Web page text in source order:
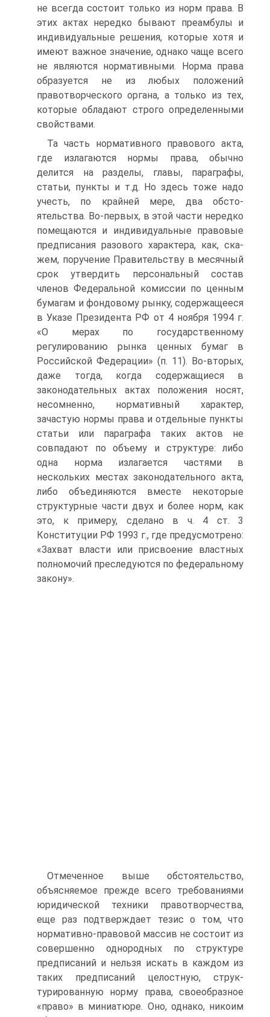
не всегда состоит только из норм права. В
этих актах нередко быва­ют преамбулы и
индивидуальные решения, которые хотя и
имеют важное значение, однако чаще всего
не являются нормативными. Норма права
образуется не из любых положений
правотворческо­го органа, а только из тех,
которые обладают строго определен­ными
свойствами.
Та часть нормативного правового акта,
где излагаются нормы права, обычно
делится на разделы, главы, параграфы,
статьи, пун­кты и т.д. Но здесь тоже надо
учесть, по крайней мере, два обсто­
ятельства. Во-первых, в этой части нередко
помещаются и инди­видуальные правовые
предписания разового характера, как, ска­
жем, поручение Правительству в месячный
срок утвердить персо­нальный состав
членов Федеральной комиссии по ценным
бума­гам и фондовому рынку, содержащееся
в Указе Президента РФ от 4 ноября 1994 г.
«О мерах по государственному
регулированию рынка ценных бумаг в
Российской Федерации» (п. 11). Во-вто­рых,
даже тогда, когда содержащиеся в
законодательных актах положения носят,
несомненно, нормативный характер,
зачастую нормы права и отдельные пункты
статьи или параграфа таких ак­тов не
совпадают по объему и структуре: либо
одна норма излага­ется частями в
нескольких местах законодательного акта,
либо объединяются вместе некоторые
структурные части двух и более норм, как
это, к примеру, сделано в ч. 4 ст. 3
Конституции РФ 1993 г., где предусмотрено:
«Захват власти или присвоение власт­ных
полномочий преследуются по федеральному
закону».
Отмеченное выше обстоятельство,
объясняемое прежде всего требованиями
юридической техники правотворчества,
еще раз подтверждает тезис о том, что
нормативно-правовой массив не состоит из
совершенно однородных по структуре
предписаний и нельзя искать в каждом из
таких предписаний целостную, струк­
турированную норму права, своеобразное
«право» в миниатюре. Оно, однако, никоим